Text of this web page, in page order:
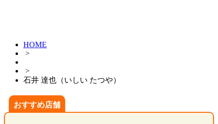
HOME
>
>
石井 達也（いしい たつや）
おすすめ店舗